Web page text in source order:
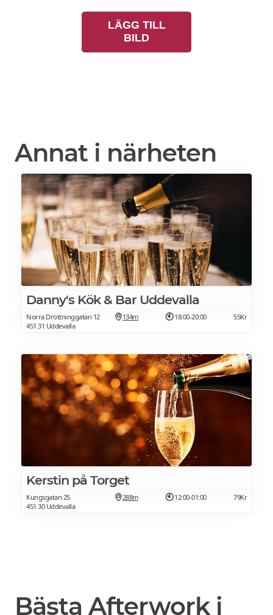
LÄGG TILL
BILD
Annat i närheten
Danny's Kök & Bar Uddevalla
Norra Drottninggatan 12
451 31 Uddevalla
134m 18:00-20:00 55Kr
Kerstin på Torget
Kungsgatan 25
451 30 Uddevalla
288m 12:00-01:00 79Kr
Bästa Afterwork i